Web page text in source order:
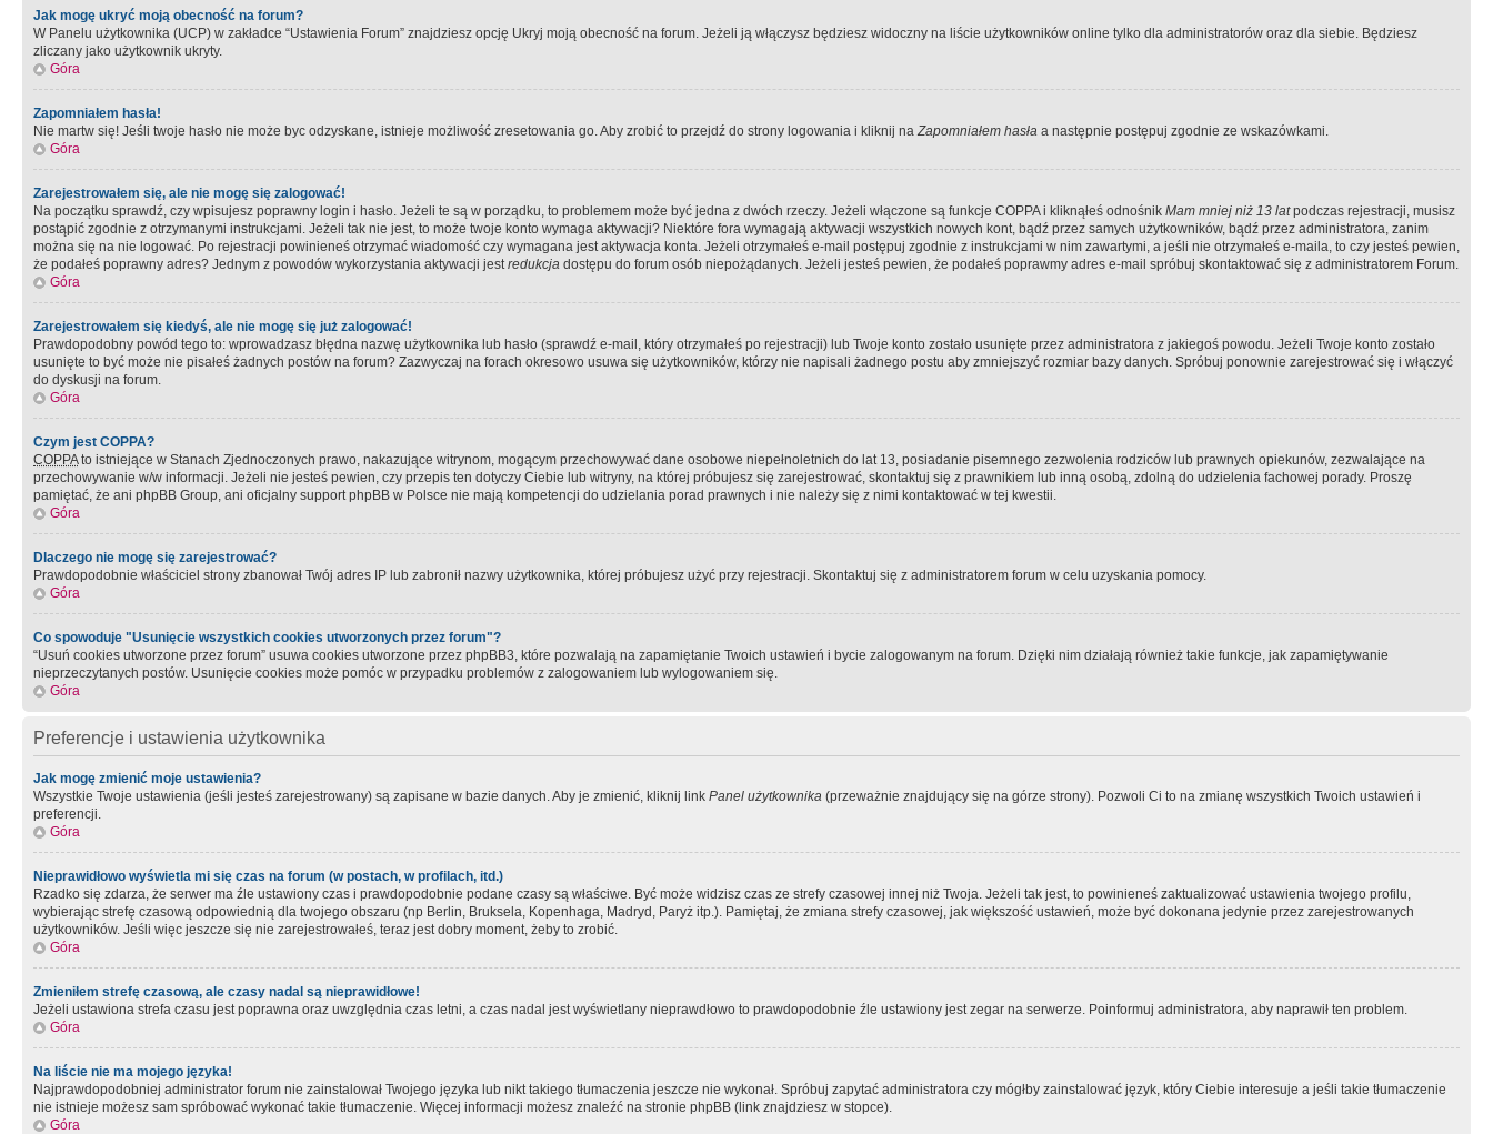
Jak mogę ukryć moją obecność na forum?
W Panelu użytkownika (UCP) w zakładce “Ustawienia Forum” znajdziesz opcję Ukryj moją obecność na forum. Jeżeli ją włączysz będziesz widoczny na liście użytkowników online tylko dla administratorów oraz dla siebie. Będziesz
zliczany jako użytkownik ukryty.
Góra
Zapomniałem hasła!
Nie martw się! Jeśli twoje hasło nie może byc odzyskane, istnieje możliwość zresetowania go. Aby zrobić to przejdź do strony logowania i kliknij naZapomniałem hasła a następnie postępuj zgodnie ze wskazówkami.
Góra
Zarejestrowałem się, ale nie mogę się zalogować!
Na początku sprawdź, czy wpisujesz poprawny login i hasło. Jeżeli te są w porządku, to problemem może być jedna z dwóch rzeczy. Jeżeli włączone są funkcje COPPA i kliknąłeś odnośnik Mam mniej niż 13 latpodczas rejestracji, musisz
postąpić zgodnie z otrzymanymi instrukcjami. Jeżeli tak nie jest, to może twoje konto wymaga aktywacji? Niektóre fora wymagają aktywacji wszystkich nowych kont, bądź przez samych użytkowników, bądź przez administratora, zanim
można się na nie logować. Po rejestracji powinieneś otrzymać wiadomość czy wymagana jest aktywacja konta. Jeżeli otrzymałeś e-mail postępuj zgodnie z instrukcjami w nim zawartymi, a jeśli nie otrzymałeś e-maila, to czy jesteś pewien,
że podałeś poprawny adres? Jednym z powodów wykorzystania aktywacji jestredukcja dostępu do forum osób niepożądanych. Jeżeli jesteś pewien, że podałeś poprawmy adres e-mail spróbuj skontaktować się z administratorem Forum.
Góra
Zarejestrowałem się kiedyś, ale nie mogę się już zalogować!
Prawdopodobny powód tego to: wprowadzasz błędna nazwę użytkownika lub hasło (sprawdź e-mail, który otrzymałeś po rejestracji) lub Twoje konto zostało usunięte przez administratora z jakiegoś powodu. Jeżeli Twoje konto zostało
usunięte to być może nie pisałeś żadnych postów na forum? Zazwyczaj na forach okresowo usuwa się użytkowników, którzy nie napisali żadnego postu aby zmniejszyć rozmiar bazy danych. Spróbuj ponownie zarejestrować się i włączyć
do dyskusji na forum.
Góra
Czym jest COPPA?
COPPAto istniejące w Stanach Zjednoczonych prawo, nakazujące witrynom, mogącym przechowywać dane osobowe niepełnoletnich do lat 13, posiadanie pisemnego zezwolenia rodziców lub prawnych opiekunów, zezwalające na
przechowywanie w/w informacji. Jeżeli nie jesteś pewien, czy przepis ten dotyczy Ciebie lub witryny, na której próbujesz się zarejestrować, skontaktuj się z prawnikiem lub inną osobą, zdolną do udzielenia fachowej porady. Proszę
pamiętać, że ani phpBB Group, ani oficjalny support phpBB w Polsce nie mają kompetencji do udzielania porad prawnych i nie należy się z nimi kontaktować w tej kwestii.
Góra
Dlaczego nie mogę się zarejestrować?
Prawdopodobnie właściciel strony zbanował Twój adres IP lub zabronił nazwy użytkownika, której próbujesz użyć przy rejestracji. Skontaktuj się z administratorem forum w celu uzyskania pomocy.
Góra
Co spowoduje "Usunięcie wszystkich cookies utworzonych przez forum"?
“Usuń cookies utworzone przez forum” usuwa cookies utworzone przez phpBB3, które pozwalają na zapamiętanie Twoich ustawień i bycie zalogowanym na forum. Dzięki nim działają również takie funkcje, jak zapamiętywanie
nieprzeczytanych postów. Usunięcie cookies może pomóc w przypadku problemów z zalogowaniem lub wylogowaniem się.
Góra
Preferencje i ustawienia użytkownika
Jak mogę zmienić moje ustawienia?
Wszystkie Twoje ustawienia (jeśli jesteś zarejestrowany) są zapisane w bazie danych. Aby je zmienić, kliknij link Panel użytkownika (przeważnie znajdujący się na górze strony). Pozwoli Ci to na zmianę wszystkich Twoich ustawień i
preferencji.
Góra
Nieprawidłowo wyświetla mi się czas na forum (w postach, w profilach, itd.)
Rzadko się zdarza, że serwer ma źle ustawiony czas i prawdopodobnie podane czasy są właściwe. Być może widzisz czas ze strefy czasowej innej niż Twoja. Jeżeli tak jest, to powinieneś zaktualizować ustawienia twojego profilu,
wybierając strefę czasową odpowiednią dla twojego obszaru (np Berlin, Bruksela, Kopenhaga, Madryd, Paryż itp.). Pamiętaj, że zmiana strefy czasowej, jak większość ustawień, może być dokonana jedynie przez zarejestrowanych
użytkowników. Jeśli więc jeszcze się nie zarejestrowałeś, teraz jest dobry moment, żeby to zrobić.
Góra
Zmieniłem strefę czasową, ale czasy nadal są nieprawidłowe!
Jeżeli ustawiona strefa czasu jest poprawna oraz uwzględnia czas letni, a czas nadal jest wyświetlany nieprawdłowo to prawdopodobnie źle ustawiony jest zegar na serwerze. Poinformuj administratora, aby naprawił ten problem.
Góra
Na liście nie ma mojego języka!
Najprawdopodobniej administrator forum nie zainstalował Twojego języka lub nikt takiego tłumaczenia jeszcze nie wykonał. Spróbuj zapytać administratora czy mógłby zainstalować język, który Ciebie interesuje a jeśli takie tłumaczenie
nie istnieje możesz sam spróbować wykonać takie tłumaczenie. Więcej informacji możesz znaleźć na stronie phpBB (link znajdziesz w stopce).
Góra